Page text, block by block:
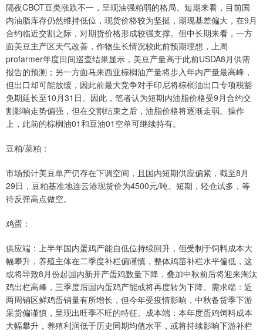
隔夜CBOT豆类涨跌不一，呈现油强粕弱的格局。短期来看，目前国
内油脂库存仍然维持低位，现货价格较为坚挺，期现基差偏大，在9月
合约临近交割之际，对期货价格形成较强支撑。但中长期来看，一方
面美豆主产区天气改善，作物生长情况较此前预期理想，上周
profarmer年度田间巡查结果显示，美豆产量高于此前USDA8月供需
报告的预测；另一方面马来西亚棕榈油产量将步入年内产量最高峰，
但出口却可能放缓，因此前最大竞争对手印尼将棕榈油出口专项税豁
免期延长至10月31日。因此，笔者认为短期内油脂价格受9月合约交
割影响走势偏强，但在交割结束之后，油脂价格将逐渐走弱。操作
上，此前的棕榈油01和豆油01空单可继续持有。
豆粕/菜粕：
市场预计美豆单产仍存在下调空间，且国内短期供应偏紧，截至8月
29日，豆粕基准地连云港现货价为4500元/吨。短期，轻仓试多，等
待反弹高点做空。
鸡蛋：
供应端：上半年国内蛋鸡产能自低位持续回升，但受制于饲料成本大
幅攀升，养殖主体在二季度补栏偏谨慎，整体鸡苗补栏水平偏低，这
或将导致8月份起国内新开产蛋鸡数量下降，叠加中秋前后将迎来淘汰
鸡出栏高峰，三季度后国内蛋鸡产能或将再度转为下降。需求端：近
两周销区鲜鸡蛋销量有所增长，但今年受疫情影响，中秋备货季下游
采货偏谨慎，呈现出旺季不旺的特征。成本端：本年度蛋鸡饲料成本
大幅攀升，养殖利润低于历史同期均值水平，或将持续影响下游补栏